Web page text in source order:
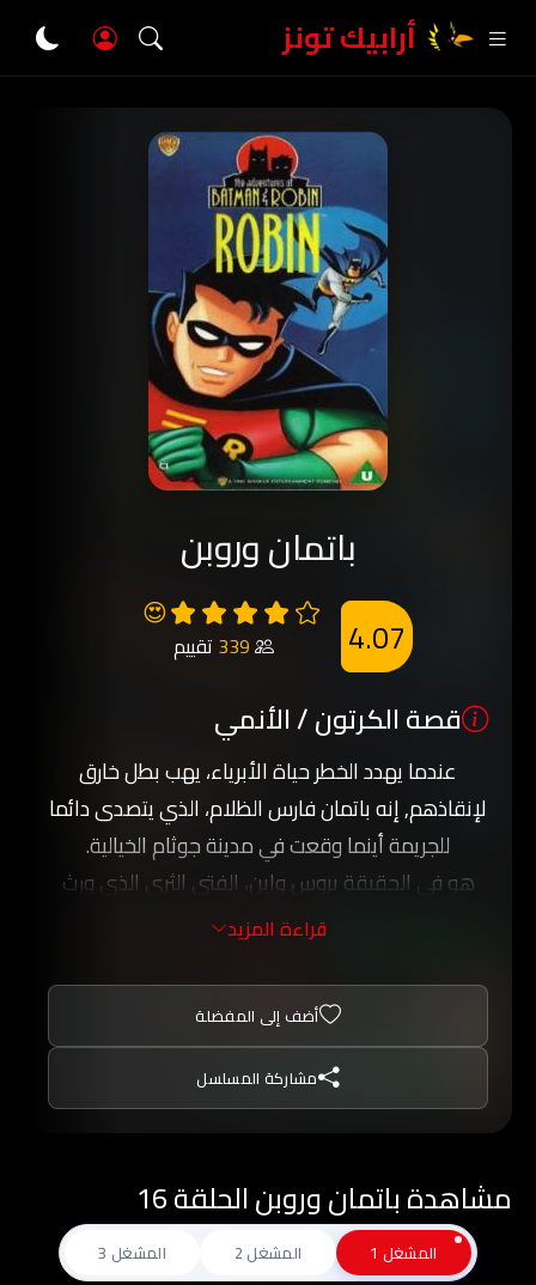
أرابيك تونز
باتمان وروبن
😍
339 تقييم 4.07
قصة الكرتون / الأنمي
عندما يهدد الخطر حياة الأبرياء، يهب بطل خارق
لإنقاذهم, إنه باتمان فارس الظلام، الذي يتصدى دائما
للجريمة أينما وقعت في مدينة جوثام الخيالية.
هو في الحقيقة بروس واين، الفتى الثري الذي ورث
عن أبيه ثروة طائلة، متمثلة في شركات واين الضخمة,
التكنولوجيا والعلم وذكاءه وثروته وقوته الجسمانية
في حربه ضد الجريمة، ويسخر كل ذلك لمحاربة الأشرار
الذين ينشرون الفوضى في المدينة.
يدخل باتمان مواجهات مثيرة ضد الكثيرين من الأشرار
الغول، ويساعده في ذلك أصدقاؤه المخلصون مثل
شريكه في محاربة الجريمة روبن، وخادمه ألفريد،
ومفوض الشرطة جيم جوردون.
قراءة المزيد
أضف إلى المفضلة
مشاركة المسلسل
مشاهدة باتمان وروبن الحلقة 16
المشغل 1 المشغل 2 المشغل 3